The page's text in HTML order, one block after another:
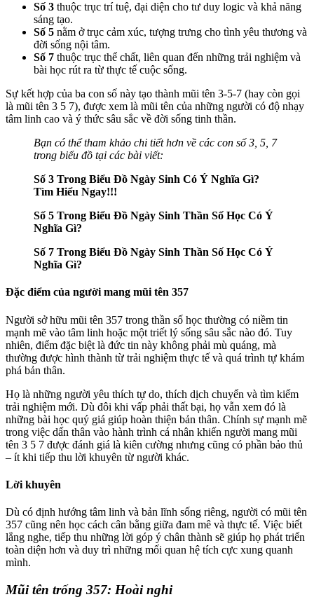
Số 3 thuộc trục trí tuệ, đại diện cho tư duy logic và khả năng
sáng tạo.
Số 5 nằm ở trục cảm xúc, tượng trưng cho tình yêu thương và
đời sống nội tâm.
Số 7 thuộc trục thể chất, liên quan đến những trải nghiệm và
bài học rút ra từ thực tế cuộc sống.
Sự kết hợp của ba con số này tạo thành mũi tên 3-5-7 (hay còn gọi
là mũi tên 3 5 7), được xem là mũi tên của những người có độ nhạy
tâm linh cao và ý thức sâu sắc về đời sống tinh thần.
Bạn có thể tham khảo chi tiết hơn về các con số 3, 5, 7
trong biểu đồ tại các bài viết:
Số 3 Trong Biểu Đồ Ngày Sinh Có Ý Nghĩa Gì?
Tìm Hiểu Ngay!!!
Số 5 Trong Biểu Đồ Ngày Sinh Thần Số Học Có Ý
Nghĩa Gì?
Số 7 Trong Biểu Đồ Ngày Sinh Thần Số Học Có Ý
Nghĩa Gì?
Đặc điểm của người mang mũi tên 357
Người sở hữu mũi tên 357 trong thần số học thường có niềm tin
mạnh mẽ vào tâm linh hoặc một triết lý sống sâu sắc nào đó. Tuy
nhiên, điểm đặc biệt là đức tin này không phải mù quáng, mà
thường được hình thành từ trải nghiệm thực tế và quá trình tự khám
phá bản thân.
Họ là những người yêu thích tự do, thích dịch chuyển và tìm kiếm
trải nghiệm mới. Dù đôi khi vấp phải thất bại, họ vẫn xem đó là
những bài học quý giá giúp hoàn thiện bản thân. Chính sự mạnh mẽ
trong việc dấn thân vào hành trình cá nhân khiến người mang mũi
tên 3 5 7 được đánh giá là kiên cường nhưng cũng có phần bảo thủ
– ít khi tiếp thu lời khuyên từ người khác.
Lời khuyên
Dù có định hướng tâm linh và bản lĩnh sống riêng, người có mũi tên
357 cũng nên học cách cân bằng giữa đam mê và thực tế. Việc biết
lắng nghe, tiếp thu những lời góp ý chân thành sẽ giúp họ phát triển
toàn diện hơn và duy trì những mối quan hệ tích cực xung quanh
mình.
Mũi tên trống 357: Hoài nghi